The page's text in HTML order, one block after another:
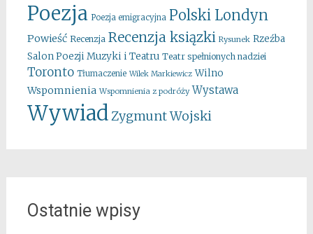
Poezja Poezja emigracyjna Polski Londyn
Powieść Recenzja Recenzja ksiązki Rysunek Rzeźba
Salon Poezji Muzyki i Teatru Teatr spełnionych nadziei
Toronto Tłumaczenie Wilek Markiewicz Wilno
Wspomnienia Wspomnienia z podróży Wystawa
WywiadZygmunt Wojski
Ostatnie wpisy